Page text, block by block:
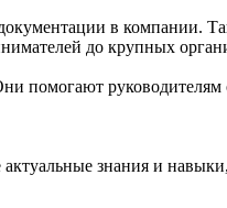
в компании.
до крупных
помогают
знания и